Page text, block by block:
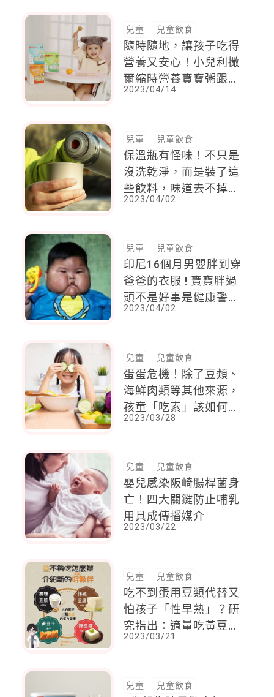
兒童 兒童飲食
隨時隨地，讓孩子吃得
營養又安心！小兒利撒
爾縮時營養寶寶粥跟家
裡煮的一樣好吃，讓大
笑開懷～
2023/04/14
兒童 兒童飲食
保溫瓶有怪味！不只是
沒洗乾淨，而是裝了這
些飲料，味道去不掉
，恐怕增加中毒危機
2023/04/02
兒童 兒童飲食
印尼16個月男嬰胖到穿
爸爸的衣服 ! 寶寶胖過
頭不是好事是健康警
訊，將罹患糖尿病、高
2023/04/02
兒童 兒童飲食
蛋蛋危機！除了豆類、
海鮮肉類等其他來源，
孩童「吃素」該如何加
強補充蛋白質？
2023/03/28
兒童 兒童飲食
嬰兒感染阪崎腸桿菌身
亡！四大關鍵防止哺乳
用具成傳播媒介
2023/03/22
兒童 兒童飲食
吃不到蛋用豆類代替又
怕孩子「性早熟」？研
究指出：適量吃黃豆類
製品反而可能降低性早
2023/03/21
兒童 兒童飲食